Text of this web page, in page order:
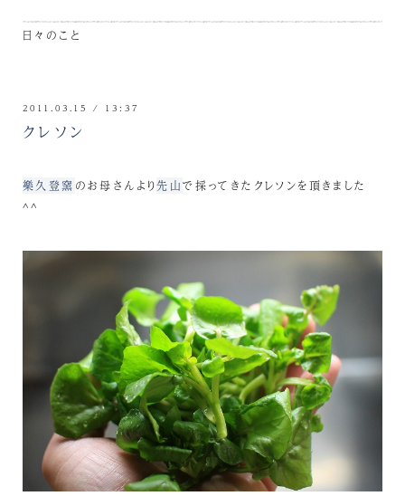
日々のこと
2011.03.15 / 13:37
クレソン
樂久登窯 のお母さんより先山で採ってきたクレソンを頂きました
^^